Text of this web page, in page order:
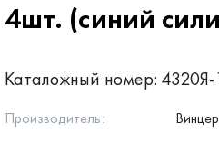
4шт. (синий
Каталожный номер:
Производитель: Винцер